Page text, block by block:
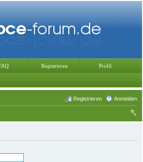
Registrieren Profil
Anmelden
Registrieren